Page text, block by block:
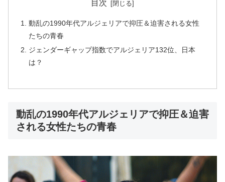
目次
動乱の1990年代アルジェリアで抑圧＆迫害される女性
たちの青春
ジェンダーギャップ指数でアルジェリア132位、日本
は？
動乱の1990年代アルジェリアで抑圧＆迫害
される女性たちの青春